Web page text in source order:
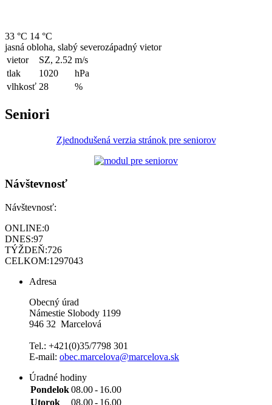
33 °C 14 °C
jasná obloha, slabý severozápadný vietor
vietor
SZ, 2.52 m/s
tlak
1020
hPa
vlhkosť 28 %
Seniori
Zjednodušená verzia stránok pre seniorov
Návštevnosť
Návštevnosť:
ONLINE:0
DNES:97
TÝŽDEŇ:726
CELKOM:1297043
Adresa
Obecný úrad
Námestie Slobody 1199
946 32 Marcelová
Tel.: +421(0)35/7798 301
E-mail: obec.marcelova@marcelova.sk
Úradné hodiny
Pondelok08.00- 16.00
Utorok
08.00- 16.00